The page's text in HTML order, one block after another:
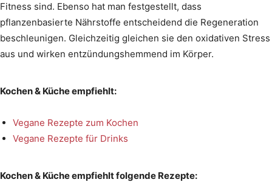
Fitness sind. Ebenso hat man festgestellt, dass
pflanzenbasierte Nährstoffe entscheidend die Regeneration
beschleunigen. Gleichzeitig gleichen sie den oxidativen Stress
aus und wirken entzündungshemmend im Körper.
Kochen & Küche empfiehlt:
Vegane Rezepte zum Kochen
Vegane Rezepte für Drinks
Kochen & Küche empfiehlt folgende Rezepte: